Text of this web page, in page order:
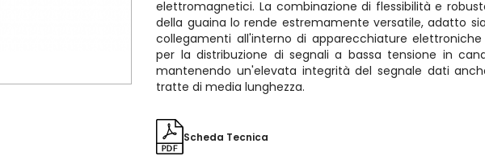
elettromagnetici. La combinazione di flessibilità e
della guaina lo rende estremamente versatile, adatto
collegamenti all'interno di apparecchiature
per la distribuzione di segnali a bassa tensione in
mantenendo un'elevata integrità del segnale dati
tratte di media lunghezza.
Scheda Tecnica